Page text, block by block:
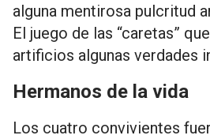
alguna mentirosa pulcritud
El juego de las “caretas”
artificios algunas verdades
Hermanos de la vida
Los cuatro convivientes